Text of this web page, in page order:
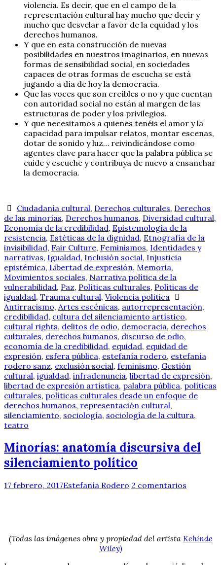
violencia. Es decir, que en el campo de la
representación cultural hay mucho que decir y
mucho que desvelar a favor de la equidad y los
derechos humanos.
Y que en esta construcción de nuevas
posibilidades en nuestros imaginarios, en nuevas
formas de sensibilidad social, en sociedades
capaces de otras formas de escucha se está
jugando a día de hoy la democracia.
Que las voces que son creíbles o no y que cuentan
con autoridad social no están al margen de las
estructuras de poder y los privilegios.
Y que necesitamos a quienes tenéis el amor y la
capacidad para impulsar relatos, montar escenas,
dotar de sonido y luz… reivindicándose como
agentes clave para hacer que la palabra pública se
cuide y escuche y contribuya de nuevo a ensanchar
la democracia.
Ciudadanía cultural, Derechos culturales, Derechos
de las minorías, Derechos humanos, Diversidad cultural,
Economía de la credibilidad, Epistemología de la
resistencia, Estéticas de la dignidad, Etnografía de la
invisibilidad, Fair Culture, Feminismos, Identidades y
narrativas, Igualdad, Inclusión social, Injusticia
epistémica, Libertad de expresión, Memoria,
Movimientos sociales, Narrativa política de la
vulnerabilidad, Paz, Políticas culturales, Políticas de
igualdad, Trauma cultural, Violencia política
Antirracismo, Artes escénicas, autorrepresentación,
credibilidad, cultura del silenciamiento artístico,
cultural rights, delitos de odio, democracia, derechos
culturales, derechos humanos, discurso de odio,
economía de la credibilidad, equidad, equidad de
expresión, esfera pública, estefanía rodero, estefanía
rodero sanz, exclusión social, feminismo, Gestión
cultural, igualdad, infradenuncia, libertad de expresión,
libertad de expresión artística, palabra pública, políticas
culturales, políticas culturales desde un enfoque de
derechos humanos, representación cultural,
silenciamiento, sociología, sociología de la cultura,
teatro
Minorías: anatomía discursiva del
silenciamiento político
17 febrero, 2017Estefanía Rodero 2 comentarios
(Todas las imágenes obra y propiedad del artista Kehinde
Wiley)